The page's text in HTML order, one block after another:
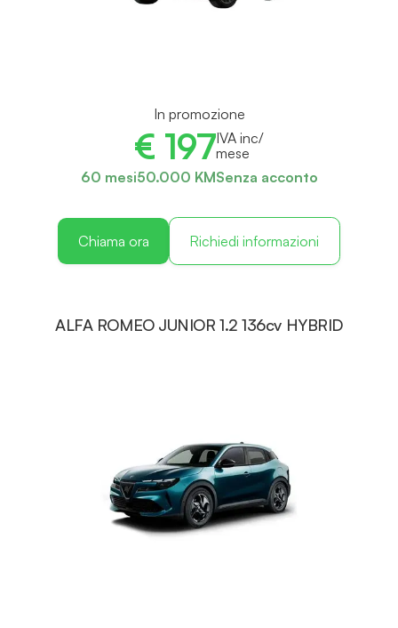
In promozione
€ 197IVA inc/
mese
60 mesi50.000 KMSenza acconto
Chiama ora Richiedi informazioni
ALFA ROMEO JUNIOR 1.2 136cv HYBRID